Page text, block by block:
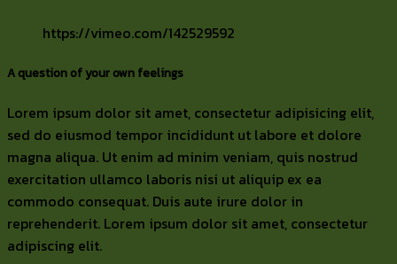
https://vimeo.com/142529592
A question of your own feelings
Lorem ipsum dolor sit amet, consectetur adipisicing elit,
sed do eiusmod tempor incididunt ut labore et dolore
magna aliqua. Ut enim ad minim veniam, quis nostrud
exercitation ullamco laboris nisi ut aliquip ex ea
commodo consequat. Duis aute irure dolor in
reprehenderit. Lorem ipsum dolor sit amet, consectetur
adipiscing elit.